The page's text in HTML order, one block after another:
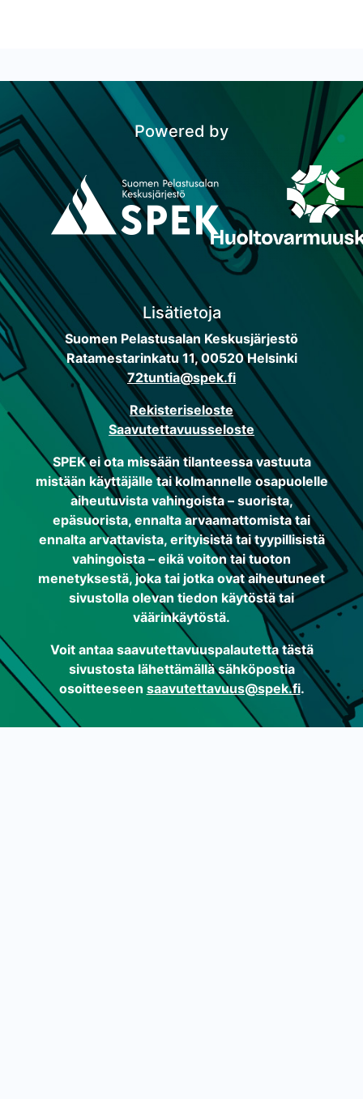
Powered by
Lisätietoja
Suomen Pelastusalan Keskusjärjestö
Ratamestarinkatu 11, 00520 Helsinki
72tuntia@spek.fi
Rekisteriseloste
Saavutettavuusseloste
SPEK ei ota missään tilanteessa vastuuta
mistään käyttäjälle tai kolmannelle osapuolelle
aiheutuvista vahingoista – suorista,
epäsuorista, ennalta arvaamattomista tai
ennalta arvattavista, erityisistä tai tyypillisistä
vahingoista – eikä voiton tai tuoton
menetyksestä, joka tai jotka ovat aiheutuneet
sivustolla olevan tiedon käytöstä tai
väärinkäytöstä.
Voit antaa saavutettavuuspalautetta tästä
sivustosta lähettämällä sähköpostia
osoitteeseen saavutettavuus@spek.fi.